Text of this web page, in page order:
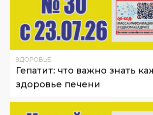
ЗДОРОВЬЕ
Гепатит: что важно знать
здоровье печени